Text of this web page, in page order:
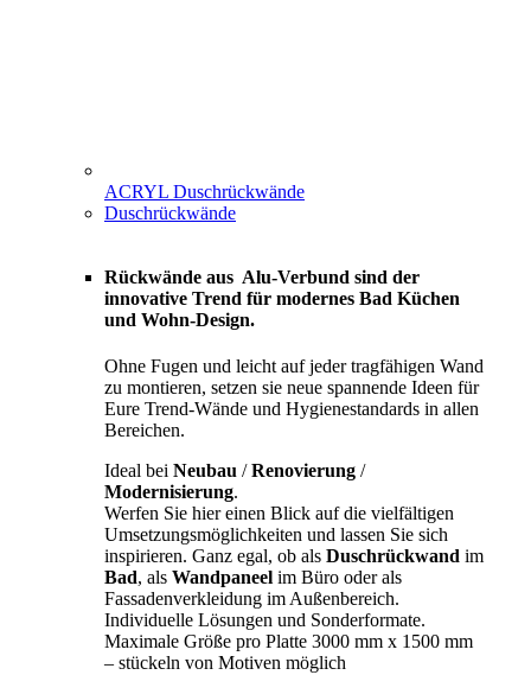
ACRYL Duschrückwände
Duschrückwände
Rückwände aus Alu-Verbund sind der
innovative Trend für modernes Bad Küchen
und Wohn-Design.
Ohne Fugen und leicht auf jeder tragfähigen Wand
zu montieren, setzen sie neue spannende Ideen für
Eure Trend-Wände und Hygienestandards in allen
Bereichen.
Ideal bei Neubau /Renovierung /
Modernisierung.
Werfen Sie hier einen Blick auf die vielfältigen
Umsetzungsmöglichkeiten und lassen Sie sich
inspirieren. Ganz egal, ob als Duschrückwand im
Bad, als Wandpaneel im Büro oder als
Fassadenverkleidung im Außenbereich.
Individuelle Lösungen und Sonderformate.
Maximale Größe pro Platte 3000 mm x 1500 mm
– stückeln von Motiven möglich